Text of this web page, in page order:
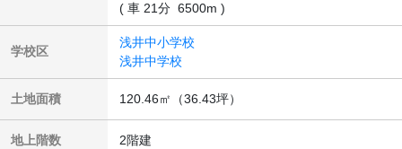
( 車 21分 6500m )
学校区
浅井中小学校
浅井中学校
土地面積 120.46㎡ （36.43坪）
地上階数 2階建